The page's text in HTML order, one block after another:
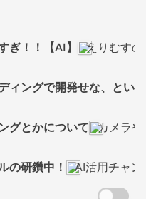
ぎ！！【AI】 えりむす
ィングで開発せな、とい
グとかについて カメラや
の研鑽中！ AI活用チャン